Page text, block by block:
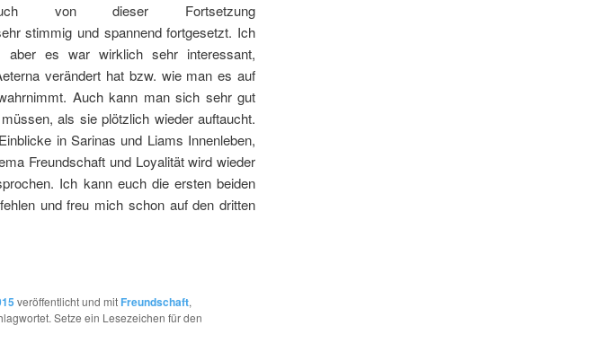
von dieser Fortsetzung
stimmig und spannend fortgesetzt. Ich
aber es war wirklich sehr interessant,
verändert hat bzw. wie man es auf
Auch kann man sich sehr gut
als sie plötzlich wieder auftaucht.
in Sarinas und Liams Innenleben,
Freundschaft und Loyalität wird wieder
Ich kann euch die ersten beiden
und freu mich schon auf den dritten
veröffentlicht und mit Freundschaft,
Setze ein Lesezeichen für den